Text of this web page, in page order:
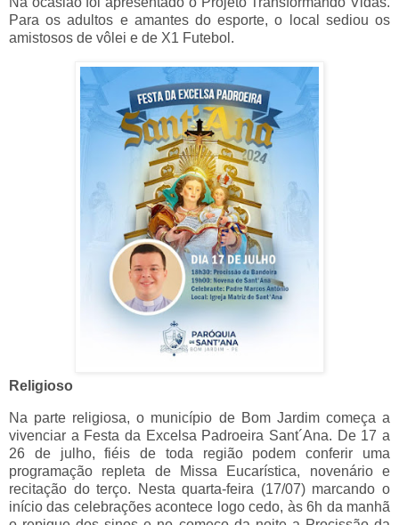
Para os adultos e amantes do esporte, o local sediou os
amistosos de vôlei e de X1 Futebol.
Religioso
Na parte religiosa, o município de Bom Jardim começa a
vivenciar a Festa da Excelsa Padroeira Sant´Ana. De 17 a
26 de julho, fiéis de toda região podem conferir uma
programação repleta de Missa Eucarística, novenário e
recitação do terço. Nesta quarta-feira (17/07) marcando o
início das celebrações acontece logo cedo, às 6h da manhã